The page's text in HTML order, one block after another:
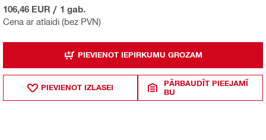
Cena ar atlaidi (bez PVN)
106,46 EUR / 1 gab.
PIEVIENOT IEPIRKUMU GROZAM
PIEVIENOT IZLASEI
PĀRBAUDĪT PIEEJAMĪ
BU